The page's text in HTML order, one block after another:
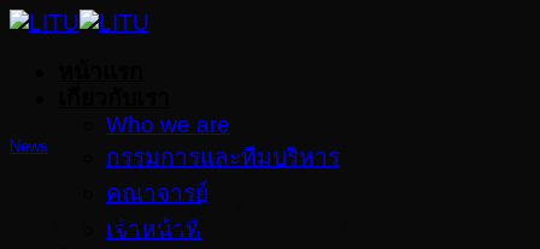
Skip
Who we are
กรรมการและทีมบริหาร
คณาจารย์
เจ้าหน้าที่
News
ประกาศรายชื่อผู้มีสิทธิสอบ